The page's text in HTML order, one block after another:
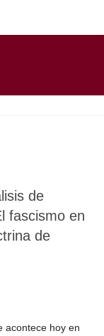
de
fascismo en
de
acontece hoy en